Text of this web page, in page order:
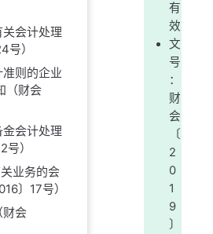
会计处理
）
则的企业
（财会
会计处理
）
业务的会
〕17号）
财会
有
效
文
号
：
财
会
〔
2
0
1
9
〕